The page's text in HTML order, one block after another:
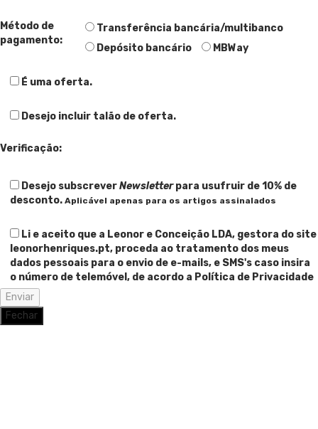
Método de
pagamento:
Transferência bancária/multibanco
Depósito bancário
MBWay
É uma oferta.
Desejo incluir talão de oferta.
Verificação:
Desejo subscreverNewsletterpara usufruir de 10% de
desconto. Aplicável apenas para os artigos assinalados
Li e aceito que a Leonor e Conceição LDA, gestora do site
leonorhenriques.pt, proceda ao tratamento dos meus
dados pessoais para o envio de e-mails, e SMS's caso insira
o número de telemóvel, de acordo a Política de Privacidade
Fechar